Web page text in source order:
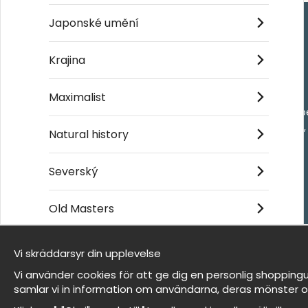
Kontakta oss
- Returer och
- Leverans -
Om cookies
Mina favoriter
Et harum quidem rerum facilis est et expedita
Japonské umění
Krajina
Maximalist
Natural history
Severský
Old Masters
Jsme Wallnest
FAQ
Vi skräddarsyr din upplevelse
Vi använder cookies för att ge dig en personlig
samlar vi in information om användarna, deras mönster